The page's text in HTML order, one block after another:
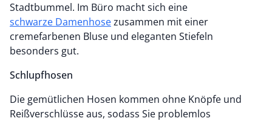
Stadtbummel. Im Büro macht sich eine
schwarze Damenhose
cremefarbenen Bluse und eleganten Stiefeln
besonders gut.
Schlupfhosen
Die gemütlichen Hosen kommen ohne Knöpfe und
Reißverschlüsse aus, sodass Sie problemlos